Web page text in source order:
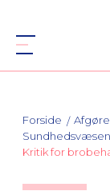
Forside
Kritik for